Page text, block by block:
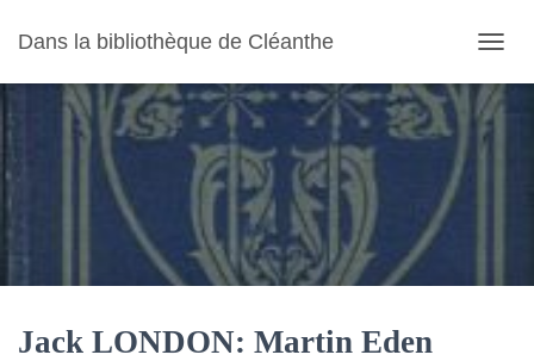
Dans la bibliothèque de Cléanthe
U
V
R
M
Jack LONDON: Martin Eden